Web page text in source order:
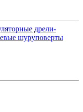
дрели-
шуруповерты